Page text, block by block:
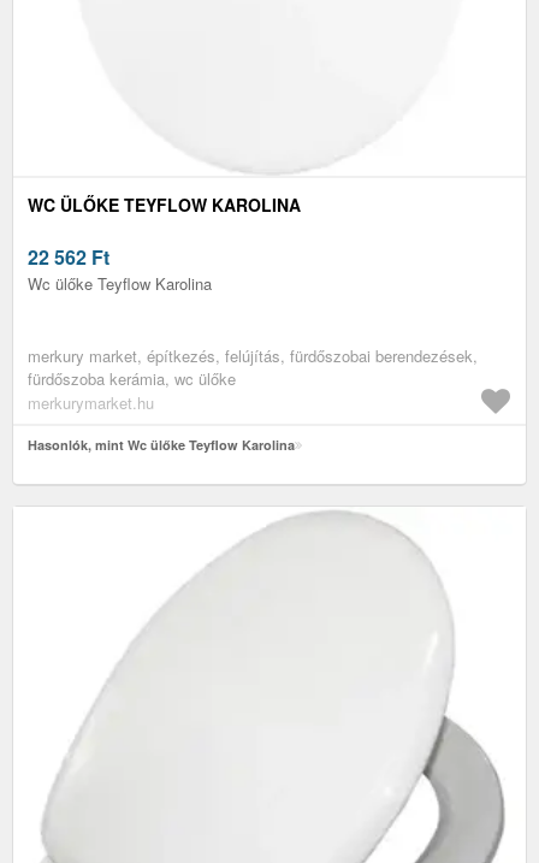
WC ÜLŐKE TEYFLOW KAROLINA
22 562 Ft
Wc ülőke Teyflow Karolina
merkury market, építkezés, felújítás, fürdőszobai berendezések,
fürdőszoba kerámia, wc ülőke
merkurymarket.hu
Hasonlók, mint Wc ülőke Teyflow Karolina